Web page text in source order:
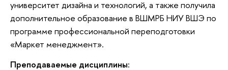
университет дизайна и технологий, а также получила
дополнительное образование в ВШМРБ НИУ ВШЭ по
программе профессиональной переподготовки
«Маркет менеджмент».
Преподаваемые дисциплины: